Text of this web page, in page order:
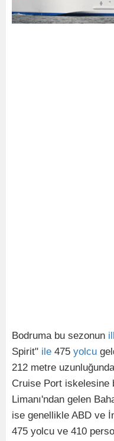
Bodruma bu sezonun
Spirit" ile 475 yolcu
212 metre
Cruise Port iskelesine
Limanı'ndan gelen
ise genellikle ABD ve
475 yolcu ve 410